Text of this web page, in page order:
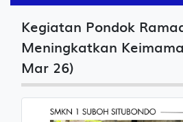
Kegiatan Pondok
Meningkatkan
Mar 26)